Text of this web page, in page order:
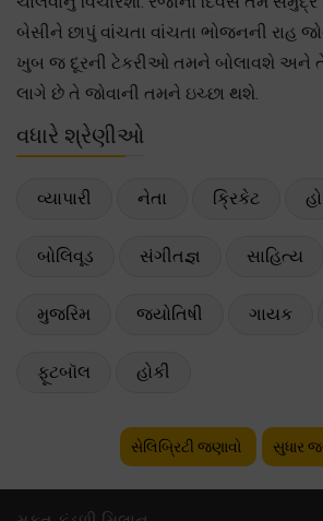
બેસીને છાપું વાંચતા વાંચતા ભોજનની રાહ
ખુબ જ દૂરની ટેકરીઓ તમને બોલાવશે અને
લાગે છે તે જોવાની તમને ઇચ્છા થશે.
વધારે શ્રેણીઓ
વ્યાપારી નેતા ક્રિકેટ
બોલિવૂડ સંગીતજ્ઞ સાહિત્ય
મુજરિમ જ્યોતિષી ગાયક
ફૂટબૉલ હોકી
સેલિબ્રિટી જણાવો સુધાર